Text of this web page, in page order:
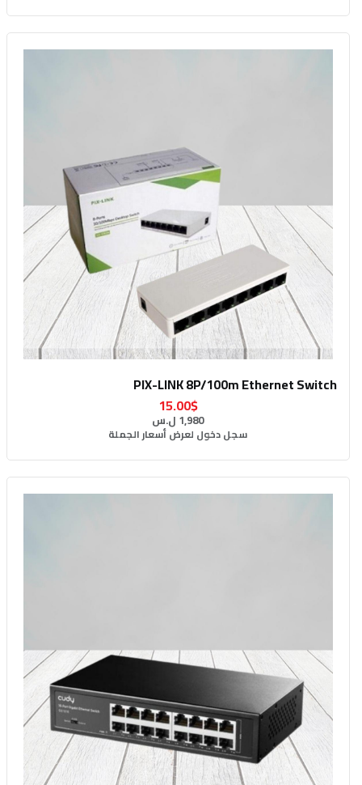
PIX-LINK 8P/100m Ethernet Switch
15.00$
1,980 ل.س
سجل دخول لعرض أسعار الجملة